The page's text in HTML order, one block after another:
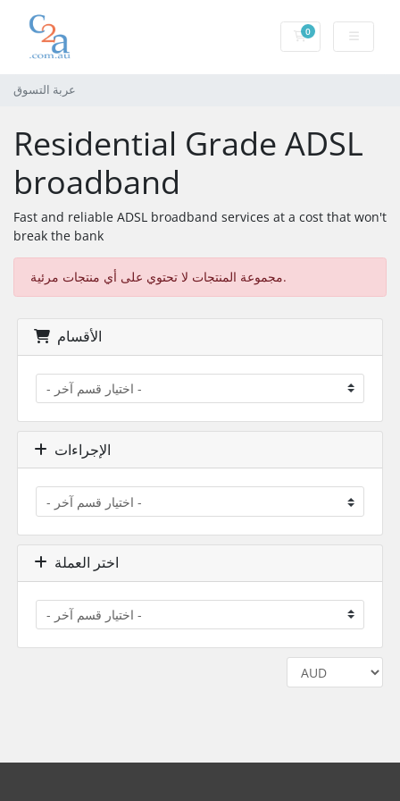
0عربة التسوق
عربة التسوق
Residential Grade ADSL
broadband
Fast and reliable ADSL broadband services at a cost that won't
break the bank
مجموعة المنتجات لا تحتوي على أي منتجات مرئية.
الأقسام
الإجراءات
اختر العملة